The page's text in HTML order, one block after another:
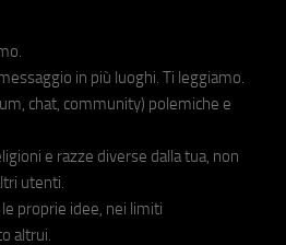
in più luoghi. Ti leggiamo.
chat, community) polemiche e
e razze diverse dalla tua, non
utenti.
proprie idee, nei limiti
altrui.